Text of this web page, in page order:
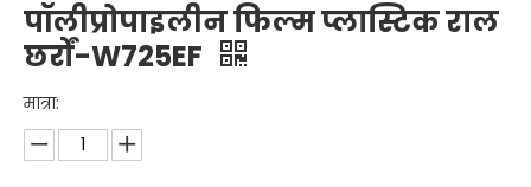
पॉलीप्रोपाइलीन फिल्म प्लास्टिक राल
छर्रों-W725EF
मात्रा: